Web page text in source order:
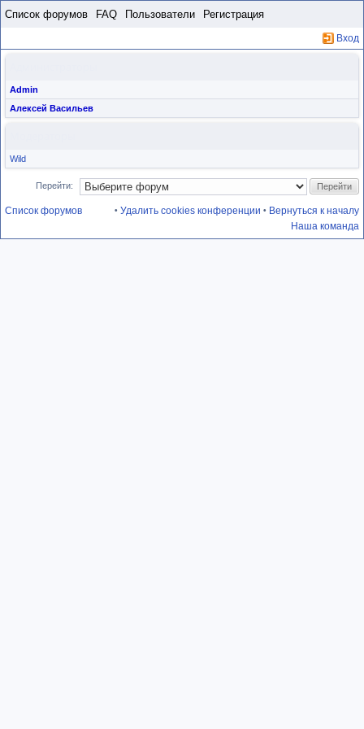
Список форумов FAQ Пользователи Регистрация
Вход
Admin
Алексей Васильев
Wild
Перейти:
Список форумов • Вернуться к началу
• Удалить cookies конференции
Наша команда